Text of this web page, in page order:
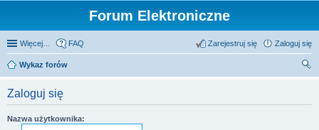
Forum Elektroniczne
Więcej… FAQ Zaloguj się
Zarejestruj się
Wykaz forów
Zaloguj się
Nazwa użytkownika: